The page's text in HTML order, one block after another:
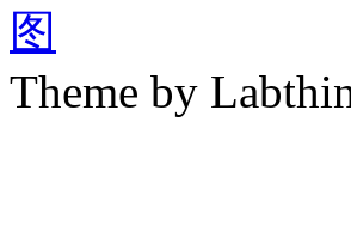
图
Theme by